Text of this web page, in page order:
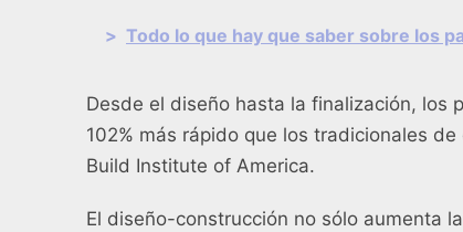
> Todo lo que hay que saber sobre los
Desde el diseño hasta la finalización, los
102% más rápido que los tradicionales
Build Institute of America.
El diseño-construcción no sólo aumenta